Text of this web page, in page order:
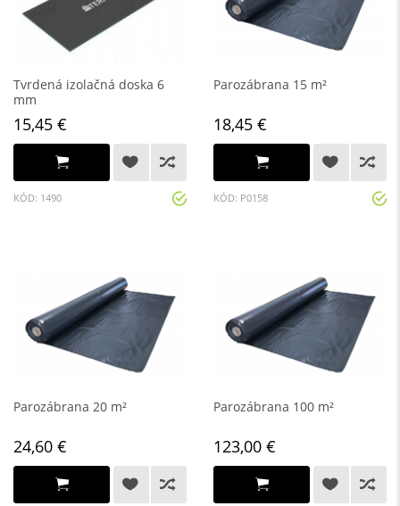
Tvrdená izolačná doska 6
mm
15,45 €
KÓD: 1490
Parozábrana 15 m²
18,45 €
KÓD: P0158
Parozábrana 20 m²
24,60 €
Parozábrana 100 m²
123,00 €